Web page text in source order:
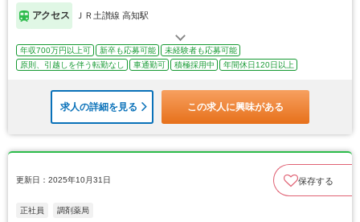
アクセス ＪＲ土讃線 高知駅
年収700万円以上可 新卒も応募可能
未経験者も応募可能
原則、引越しを伴う転勤なし
車通勤可 積極採用中 年間休日120日以上
求人の詳細を見る この求人に興味がある
更新日：2025年10月31日 保存する
正社員 調剤薬局